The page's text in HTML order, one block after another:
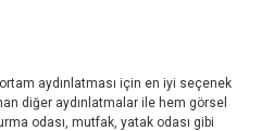
aydınlatması için en iyi seçenek
diğer aydınlatmalar ile hem görsel
odası, mutfak, yatak odası gibi